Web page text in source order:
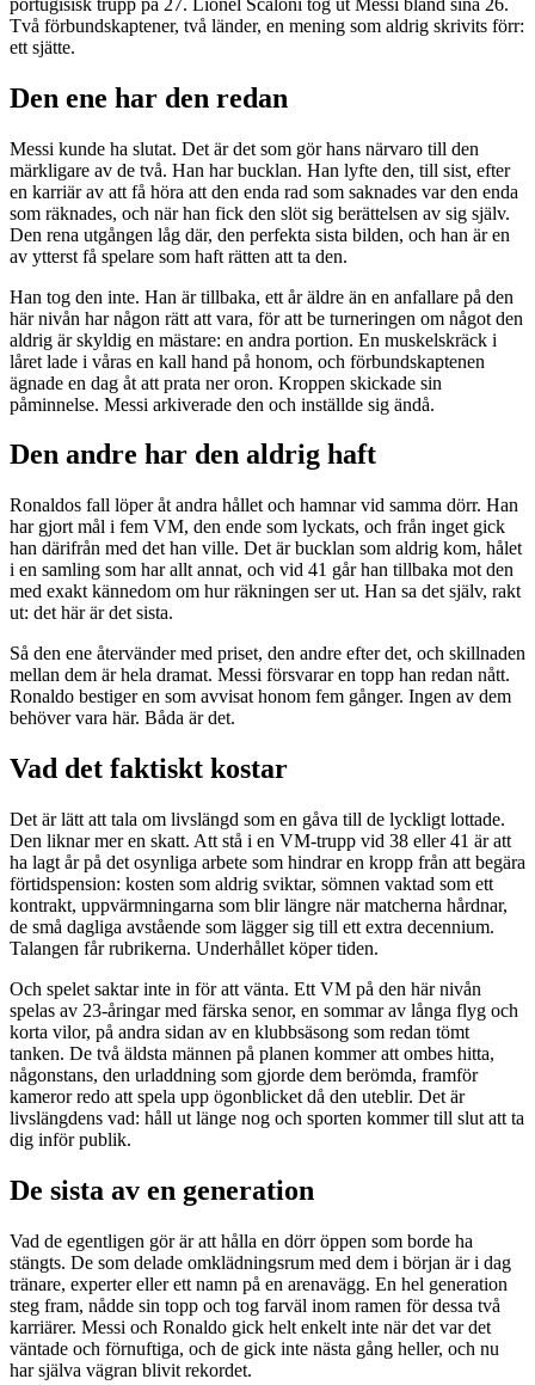
Två förbundskaptener, två länder, en mening som aldrig skrivits förr:
ett sjätte.
Den ene har den redan
Messi kunde ha slutat. Det är det som gör hans närvaro till den
märkligare av de två. Han har bucklan. Han lyfte den, till sist, efter
en karriär av att få höra att den enda rad som saknades var den enda
som räknades, och när han fick den slöt sig berättelsen av sig själv.
Den rena utgången låg där, den perfekta sista bilden, och han är en
av ytterst få spelare som haft rätten att ta den.
Han tog den inte. Han är tillbaka, ett år äldre än en anfallare på den
här nivån har någon rätt att vara, för att be turneringen om något den
aldrig är skyldig en mästare: en andra portion. En muskelskräck i
låret lade i våras en kall hand på honom, och förbundskaptenen
ägnade en dag åt att prata ner oron. Kroppen skickade sin
påminnelse. Messi arkiverade den och inställde sig ändå.
Den andre har den aldrig haft
Ronaldos fall löper åt andra hållet och hamnar vid samma dörr. Han
har gjort mål i fem VM, den ende som lyckats, och från inget gick
han därifrån med det han ville. Det är bucklan som aldrig kom, hålet
i en samling som har allt annat, och vid 41 går han tillbaka mot den
med exakt kännedom om hur räkningen ser ut. Han sa det själv, rakt
ut: det här är det sista.
Så den ene återvänder med priset, den andre efter det, och skillnaden
mellan dem är hela dramat. Messi försvarar en topp han redan nått.
Ronaldo bestiger en som avvisat honom fem gånger. Ingen av dem
behöver vara här. Båda är det.
Vad det faktiskt kostar
Det är lätt att tala om livslängd som en gåva till de lyckligt lottade.
Den liknar mer en skatt. Att stå i en VM-trupp vid 38 eller 41 är att
ha lagt år på det osynliga arbete som hindrar en kropp från att begära
förtidspension: kosten som aldrig sviktar, sömnen vaktad som ett
kontrakt, uppvärmningarna som blir längre när matcherna hårdnar,
de små dagliga avstående som lägger sig till ett extra decennium.
Talangen får rubrikerna. Underhållet köper tiden.
Och spelet saktar inte in för att vänta. Ett VM på den här nivån
spelas av 23-åringar med färska senor, en sommar av långa flyg och
korta vilor, på andra sidan av en klubbsäsong som redan tömt
tanken. De två äldsta männen på planen kommer att ombes hitta,
någonstans, den urladdning som gjorde dem berömda, framför
kameror redo att spela upp ögonblicket då den uteblir. Det är
livslängdens vad: håll ut länge nog och sporten kommer till slut att ta
dig inför publik.
De sista av en generation
Vad de egentligen gör är att hålla en dörr öppen som borde ha
stängts. De som delade omklädningsrum med dem i början är i dag
tränare, experter eller ett namn på en arenavägg. En hel generation
steg fram, nådde sin topp och tog farväl inom ramen för dessa två
karriärer. Messi och Ronaldo gick helt enkelt inte när det var det
väntade och förnuftiga, och de gick inte nästa gång heller, och nu
har själva vägran blivit rekordet.